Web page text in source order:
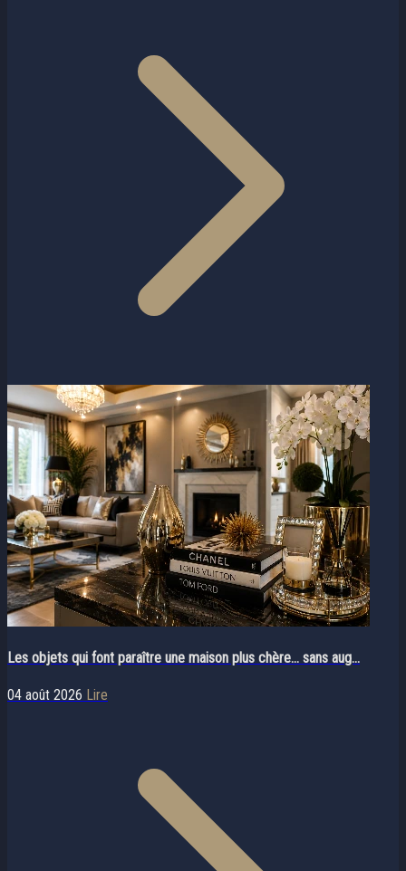
Les objets qui font paraître une maison plus chère… sans aug...
04 août 2026 Lire